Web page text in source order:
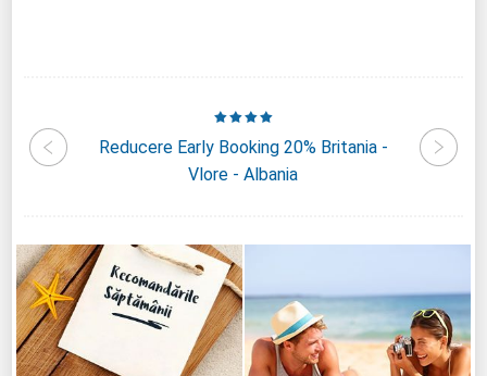
Priam,
Reducere Early Booking 20% Britania -
Vlore - Albania